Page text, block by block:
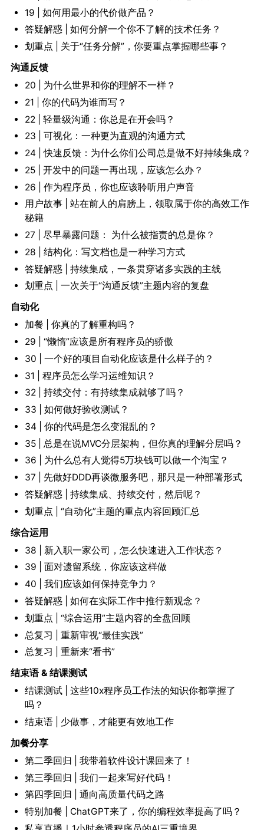
19 | 如何用最小的代价做产品？
答疑解惑 | 如何分解一个你不了解的技术任务？
划重点 | 关于“任务分解”，你要重点掌握哪些事？
沟通反馈
20 | 为什么世界和你的理解不一样？
21 | 你的代码为谁而写？
22 | 轻量级沟通：你总是在开会吗？
23 | 可视化：一种更为直观的沟通方式
24 | 快速反馈：为什么你们公司总是做不好持续集成？
25 | 开发中的问题一再出现，应该怎么办？
26 | 作为程序员，你也应该聆听用户声音
用户故事 | 站在前人的肩膀上，领取属于你的高效工作
秘籍
27 | 尽早暴露问题： 为什么被指责的总是你？
28 | 结构化：写文档也是一种学习方式
答疑解惑 | 持续集成，一条贯穿诸多实践的主线
划重点 | 一次关于“沟通反馈”主题内容的复盘
自动化
加餐 | 你真的了解重构吗？
29 | “懒惰”应该是所有程序员的骄傲
30 | 一个好的项目自动化应该是什么样子的？
31 | 程序员怎么学习运维知识？
32 | 持续交付：有持续集成就够了吗？
33 | 如何做好验收测试？
34 | 你的代码是怎么变混乱的？
35 | 总是在说MVC分层架构，但你真的理解分层吗？
36 | 为什么总有人觉得5万块钱可以做一个淘宝？
37 | 先做好DDD再谈微服务吧，那只是一种部署形式
答疑解惑 | 持续集成、持续交付，然后呢？
划重点 | “自动化”主题的重点内容回顾汇总
综合运用
38 | 新入职一家公司，怎么快速进入工作状态？
39 | 面对遗留系统，你应该这样做
40 | 我们应该如何保持竞争力？
答疑解惑 | 如何在实际工作中推行新观念？
划重点 | “综合运用”主题内容的全盘回顾
总复习 | 重新审视“最佳实践”
总复习 | 重新来“看书”
结束语 & 结课测试
结课测试 | 这些10x程序员工作法的知识你都掌握了
吗？
结束语 | 少做事，才能更有效地工作
加餐分享
第二季回归 | 我带着软件设计课回来了！
第三季回归 | 我们一起来写好代码！
第四季回归 | 通向高质量代码之路
特别加餐 | ChatGPT来了，你的编程效率提高了吗？